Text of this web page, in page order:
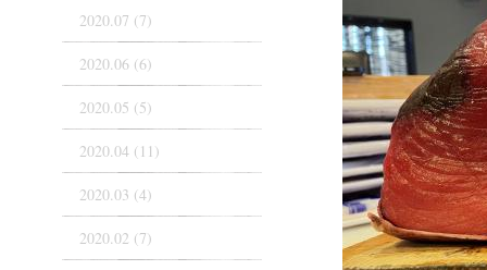
2020.07 (7)
2020.06 (6)
2020.05 (5)
2020.04 (11)
2020.03 (4)
2020.02 (7)